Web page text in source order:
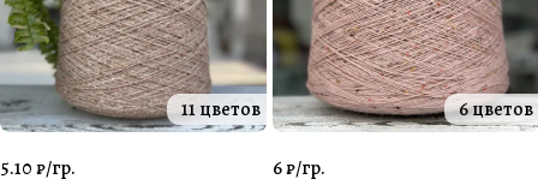
11 цветов
5.10 ₽/гр.
6 цветов
6 ₽/гр.